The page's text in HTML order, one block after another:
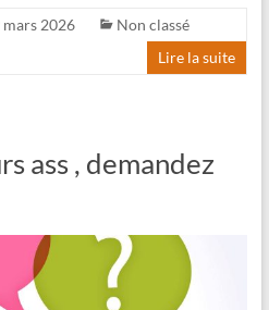
mars 2026
Non classé
Lire la suite
ass , demandez